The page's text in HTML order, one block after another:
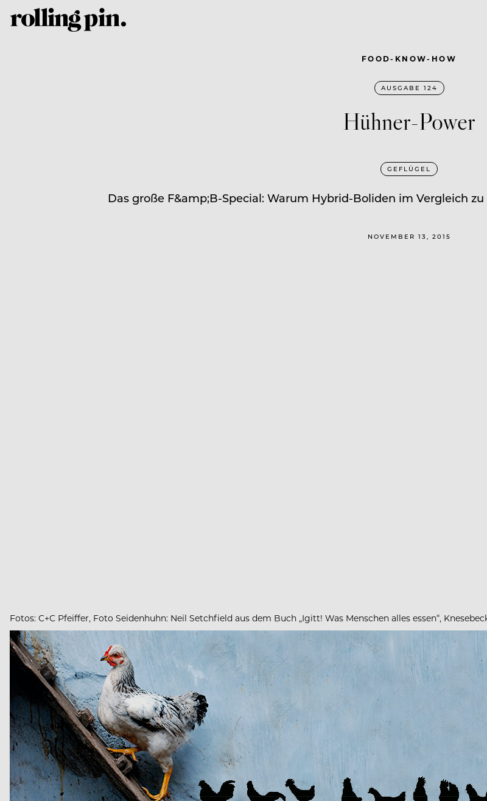
FOOD-KNOW-HOW
AUSGABE 124
Hühner-Power
GEFLÜGEL
Das große F&amp;B-Special: Warum Hybrid-Boliden im Vergleich
NOVEMBER 13, 2015
Fotos: C+C Pfeiffer, Foto Seidenhuhn: Neil Setchfield aus dem Buch „Igitt! Was Menschen alles essen“,